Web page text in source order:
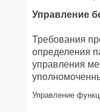
Управление
Требования
определения
управления
Управление